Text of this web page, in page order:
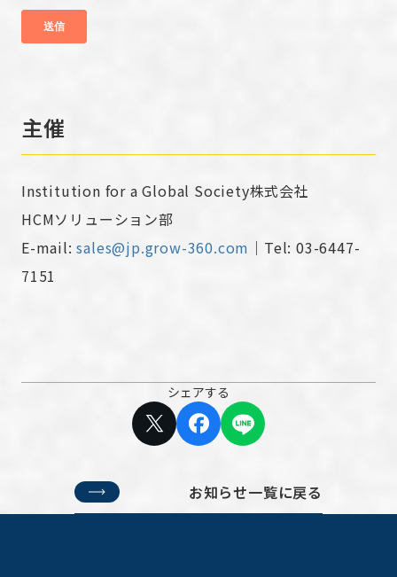
主催
Institution for a Global Society株式会社
HCMソリューション部
E-mail:sales@jp.grow-360.com ｜Tel: 03-6447-
7151
シェアする
お知らせ一覧に戻る